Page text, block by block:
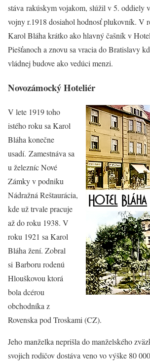
stáva rakúskym vojakom, slúžil v 5. oddiely
vojny r.1918 dosiahol hodnosť plukovník. V
Karol Bláha krátko ako hlavný čašník v
Piešťanoch a znovu sa vracia do Bratislavy
vládnej budove ako vedúci menzi.
Novozámocký Hoteliér
V lete 1919 toho
istého roku sa Karol
Bláha konečne
usadí. Zamestnáva sa
u železníc Nové
Zámky v podniku
Nádražná Reštaurácia,
kde už trvale pracuje
až do roku 1938. V
roku 1921 sa Karol
Bláha žení. Zobral
si Barboru rodenú
Hlouškovou ktorá
bola dcérou
obchodníka z
Rovenska pod Troskami (CZ).
Jeho manželka neprišla do manželského
svojich rodičov dostáva veno vo výške 80